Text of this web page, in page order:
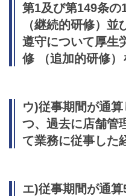
第1及び第149条の
（継続的研修）並
遵守について厚生
修
（追加的研修
ウ)従事期間が通算
つ、過去に店舗管
て業務に従事した
エ)従事期間が通算